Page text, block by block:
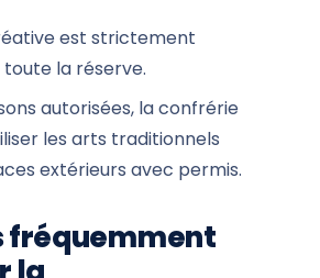
est strictement
la réserve.
autorisées, la confrérie
les arts traditionnels
extérieurs avec permis.
fréquemment